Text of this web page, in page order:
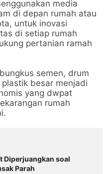
media
di depan rumah atau
untuk inovasi
di setiap rumah
pertanian ramah
semen, drum
besar menjadi
yang dwpat
rumah
Diperjuangkan soal
Parah